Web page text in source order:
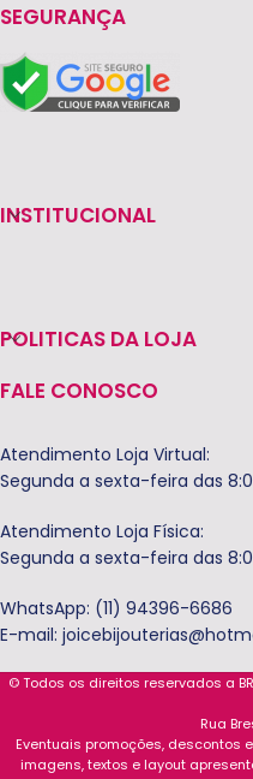
SEGURANÇA
INSTITUCIONAL
POLITICAS DA LOJA
FALE CONOSCO
Atendimento Loja Virtual:
Segunda a sexta-feira das
Atendimento Loja Física:
Segunda a sexta-feira das
WhatsApp: (11) 94396-6686
E-mail:
© Todos os direitos reservados a
Rua
Eventuais promoções, descontos
imagens, textos e layout